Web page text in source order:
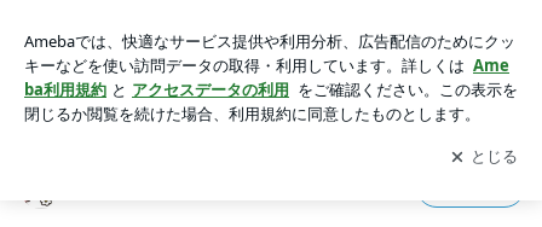
アプリをダウンロードして ブログの更新通知
を受け取りまし
ょう。
開く